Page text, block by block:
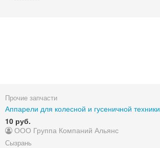
Прочие запчасти
Аппарели для колесной и гусеничной техники
10 руб.
ООО Группа Компаний Альянс
Сызрань